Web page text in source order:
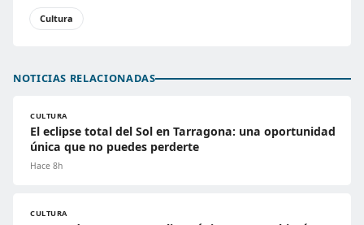
Cultura
NOTICIAS RELACIONADAS
CULTURA
El eclipse total del Sol en Tarragona: una oportunidad
única que no puedes perderte
Hace 8h
CULTURA